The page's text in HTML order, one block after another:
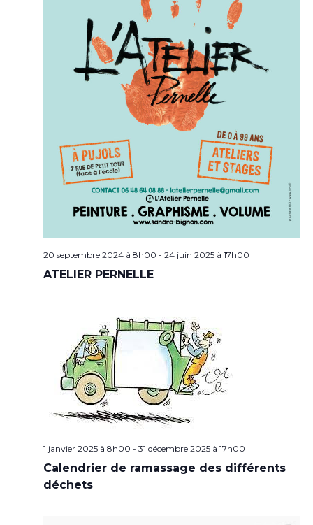
20 septembre 2024 à 8h00 - 24 juin 2025 à 17h00
ATELIER PERNELLE
1 janvier 2025 à 8h00 - 31 décembre 2025 à 17h00
Calendrier de ramassage des différents
déchets